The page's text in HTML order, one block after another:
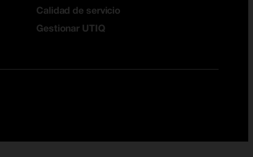
Calidad de servicio
Gestionar UTIQ